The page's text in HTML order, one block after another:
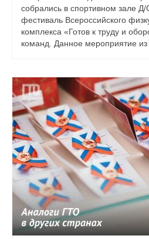
собрались в спортивном зале
фестиваль Всероссийского
комплекса «Готов к труду и
команд. Данное мероприятие из